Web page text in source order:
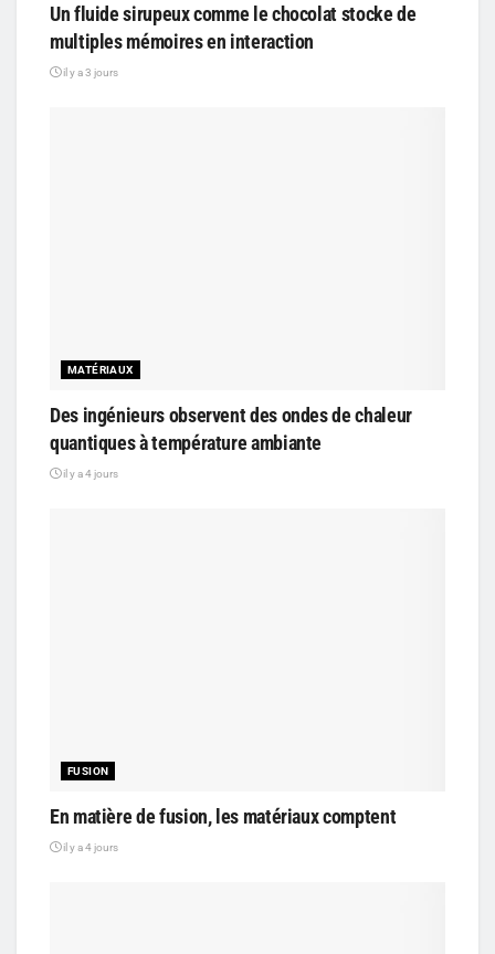
Un fluide sirupeux comme le chocolat stocke de
multiples mémoires en interaction
il y a 3 jours
MATÉRIAUX
Des ingénieurs observent des ondes de chaleur
quantiques à température ambiante
il y a 4 jours
FUSION
En matière de fusion, les matériaux comptent
il y a 4 jours